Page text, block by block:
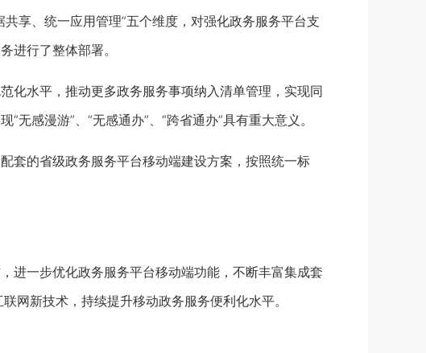
享、统一应用管理”五个维度，对强化政务服务平台支
进行了整体部署。
水平，推动更多政务服务事项纳入清单管理，实现同
感漫游”、“无感通办”、“跨省通办”具有重大意义。
的省级政务服务平台移动端建设方案，按照统一标
一步优化政务服务平台移动端功能，不断丰富集成套
网新技术，持续提升移动政务服务便利化水平。